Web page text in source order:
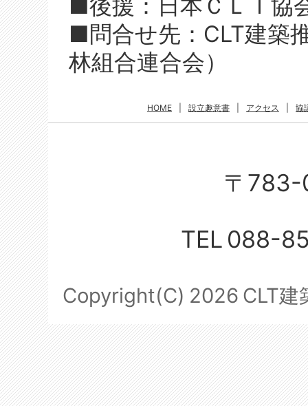
■後援：日本ＣＬＴ協
■問合せ先：CLT建築
林組合連合会）
HOME 設立趣意書 アクセス 協
〒
TEL 088-
Copyright(C) 2026 CLT建